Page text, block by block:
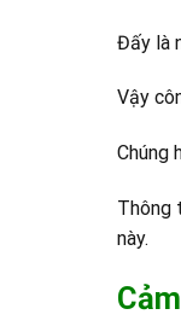
Đấy là
Vậy
Chúng
Thông
này.